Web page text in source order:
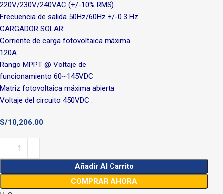
220V/230V/240VAC (+/-10% RMS)
Frecuencia de salida 50Hz/60Hz +/-0.3 Hz
CARGADOR SOLAR:
Corriente de carga fotovoltaica máxima
120A
Rango MPPT @ Voltaje de
funcionamiento 60~145VDC
Matriz fotovoltaica máxima abierta
Voltaje del circuito 450VDC .
S/10,206.00
Añadir Al Carrito
COMPRAR AHORA